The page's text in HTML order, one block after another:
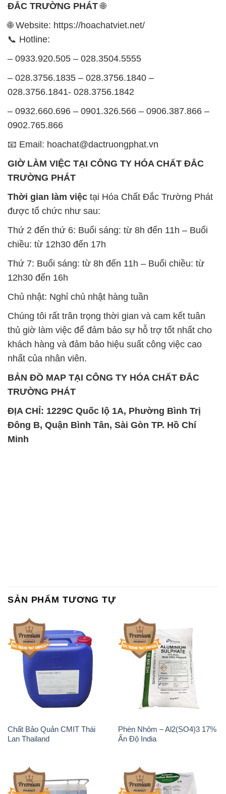
ĐẮC TRƯỜNG PHÁT🌐
🌐 Website: https://hoachatviet.net/
📞 Hotline:
– 0933.920.505 – 028.3504.5555
– 028.3756.1835 – 028.3756.1840 –
028.3756.1841- 028.3756.1842
– 0932.660.696 – 0901.326.566 – 0906.387.866 –
0902.765.866
📧 Email: hoachat@dactruongphat.vn
GIỜ LÀM VIỆC TẠI CÔNG TY HÓA CHẤT ĐẮC
TRƯỜNG PHÁT
Thời gian làm việc tại Hóa Chất Đắc Trường Phát
được tổ chức như sau:
Thứ 2 đến thứ 6: Buổi sáng: từ 8h đến 11h – Buổi
chiều: từ 12h30 đến 17h
Thứ 7: Buổi sáng: từ 8h đến 11h – Buổi chiều: từ
12h30 đến 16h
Chủ nhật: Nghỉ chủ nhật hàng tuần
Chúng tôi rất trân trọng thời gian và cam kết tuân
thủ giờ làm việc để đảm bảo sự hỗ trợ tốt nhất cho
khách hàng và đảm bảo hiệu suất công việc cao
nhất của nhân viên.
BẢN ĐỒ MAP TẠI CÔNG TY HÓA CHẤT ĐẮC
TRƯỜNG PHÁT
ĐỊA CHỈ: 1229C Quốc lộ 1A, Phường Bình Trị
Đông B, Quận Bình Tân, Sài Gòn TP. Hồ Chí
Minh
SẢN PHẨM TƯƠNG TỰ
Chất Bảo Quản CMIT Thái
Lan Thailand
Phèn Nhôm – Al2(SO4)3 17%
Ấn Độ India